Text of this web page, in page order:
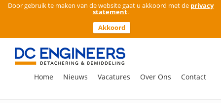
Door gebruik te maken van de website gaat u akkoord met de privacy
statement.
Akkoord
Ga
inhoud
naar:
Home Nieuws Vacatures Over Ons Contact